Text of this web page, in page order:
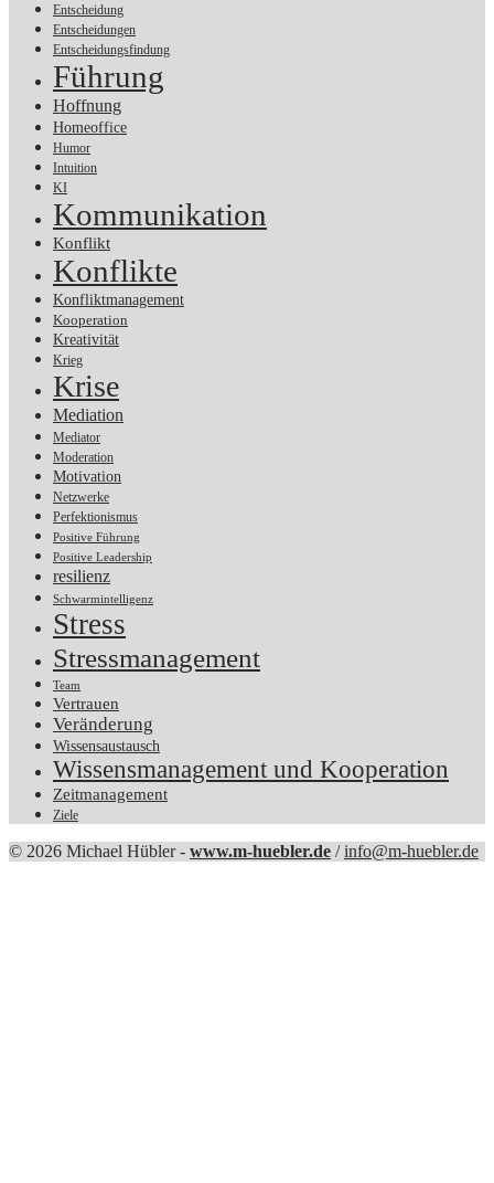
Entscheidung
Entscheidungen
Entscheidungsfindung
Führung
Hoffnung
Homeoffice
Humor
Intuition
KI
Kommunikation
Konflikt
Konflikte
Konfliktmanagement
Kooperation
Kreativität
Krieg
Krise
Mediation
Mediator
Moderation
Motivation
Netzwerke
Perfektionismus
Positive Führung
Positive Leadership
resilienz
Schwarmintelligenz
Stress
Stressmanagement
Team
Vertrauen
Veränderung
Wissensaustausch
Wissensmanagement und Kooperation
Zeitmanagement
Ziele
© 2026 Michael Hübler - www.m-huebler.de /info@m-huebler.de